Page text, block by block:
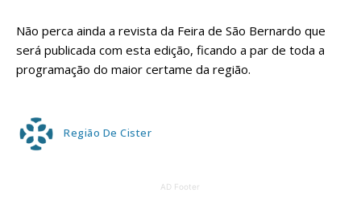
Não perca ainda a revista da Feira de São Bernardo que
será publicada com esta edição, ficando a par de toda a
programação do maior certame da região.
Região De Cister
AD Footer